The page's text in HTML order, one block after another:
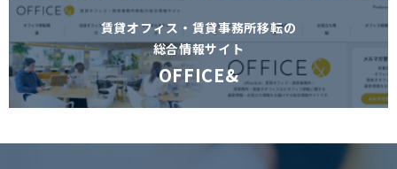
賃貸オフィス・賃貸事務所移転の
総合情報サイト
OFFICE&